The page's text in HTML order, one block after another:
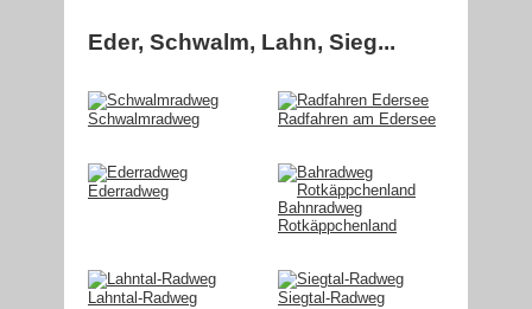
Eder, Schwalm, Lahn, Sieg...
Schwalmradweg Radfahren am Edersee
Ederradweg
Bahnradweg
Rotkäppchenland
Lahntal-Radweg Siegtal-Radweg